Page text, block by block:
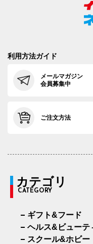
利用方法ガイド
メールマガジン
会員募集中
ご注文方法
カテゴリ
CATEGORY
ギフト&フード
ヘルス&ビューテ
スクール&ホビー